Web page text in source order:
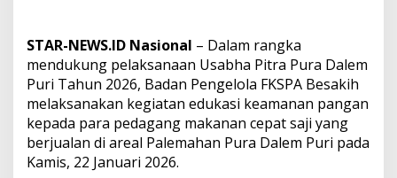
e
a
r
E
d
u
k
a
STAR-NEWS.ID Nasional – Dalam rangka
mendukung pelaksanaan Usabha Pitra Pura Dalem
Puri Tahun 2026, Badan Pengelola FKSPA Besakih
melaksanakan kegiatan edukasi keamanan pangan
kepada para pedagang makanan cepat saji yang
berjualan di areal Palemahan Pura Dalem Puri pada
Kamis, 22 Januari 2026.